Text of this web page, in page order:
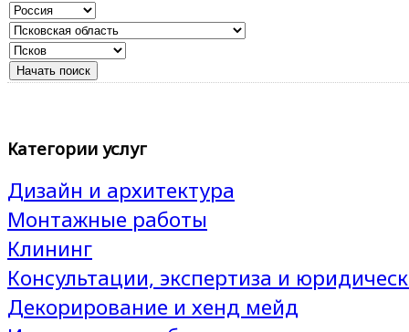
Категории услуг
Дизайн и архитектура
Монтажные работы
Клининг
Консультации, экспертиза и
Декорирование и хенд мейд